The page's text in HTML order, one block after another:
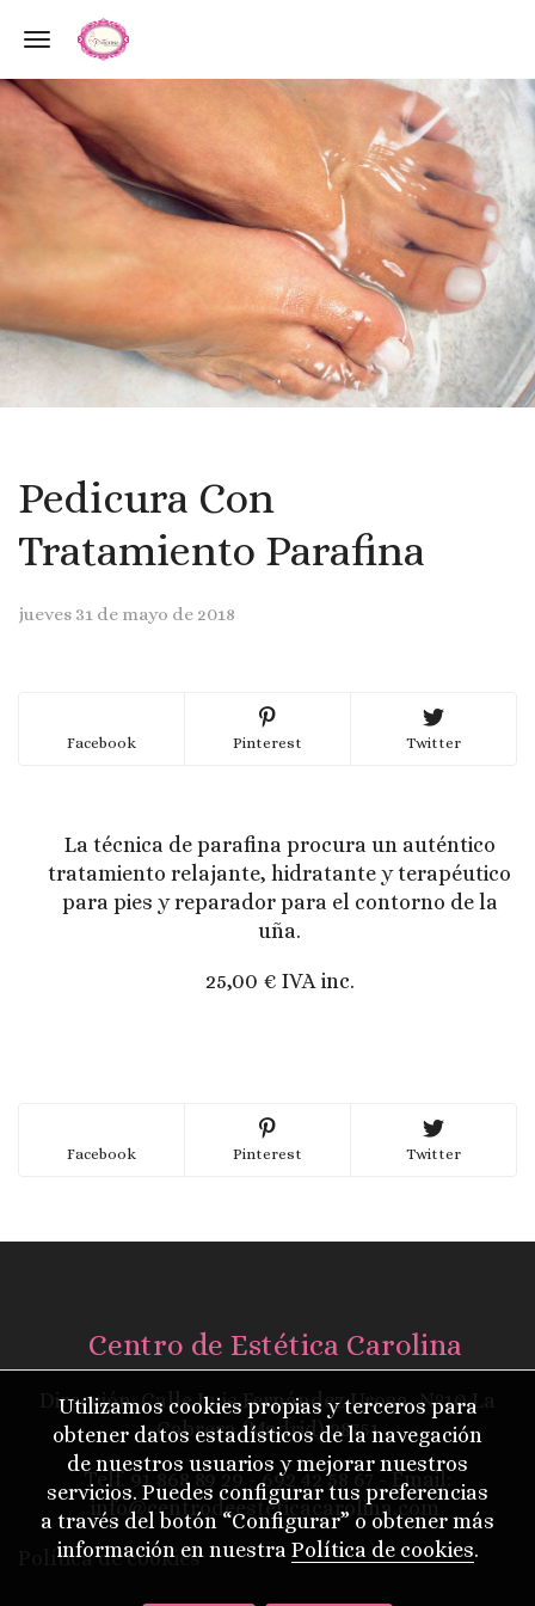
Toggle navigation
Pedicura Con
Tratamiento Parafina
jueves 31 de mayo de 2018
Facebook Pinterest Twitter
La técnica de parafina procura un auténtico
tratamiento relajante, hidratante y terapéutico
para pies y reparador para el contorno de la
uña.
25,00 € IVA inc.
Facebook Pinterest Twitter
Centro de Estética Carolina
Dirección: Calle Luis Fernández Urosa, Nº10 La
Cabrera (Madrid) 28751
Telf.91 868 89 29- 692 42 58 67 - Email:
info@centrodeesteticacarolina.com
Política de cookies
Utilizamos cookies propias y terceros para
obtener datos estadísticos de la navegación
de nuestros usuarios y mejorar nuestros
servicios. Puedes configurar tus preferencias
a través del botón “Configurar” o obtener más
información en nuestra Política de cookies.